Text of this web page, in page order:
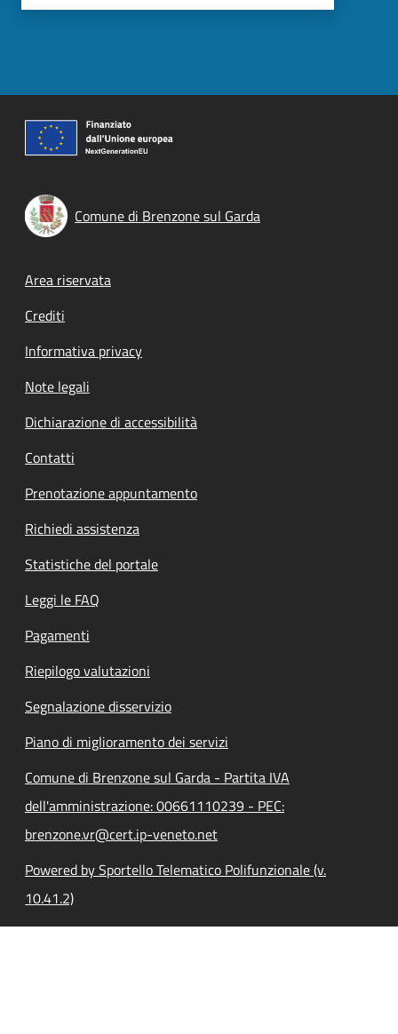
Comune di Brenzone sul Garda
Footer menu
Area riservata
Crediti
Informativa privacy
Note legali
Dichiarazione di accessibilità
Contatti
Prenotazione appuntamento
Richiedi assistenza
Statistiche del portale
Leggi le FAQ
Pagamenti
Riepilogo valutazioni
Segnalazione disservizio
Piano di miglioramento dei servizi
Comune di Brenzone sul Garda - Partita IVA
dell'amministrazione: 00661110239 - PEC:
brenzone.vr@cert.ip-veneto.net
Powered by Sportello Telematico Polifunzionale (v.
10.41.2)